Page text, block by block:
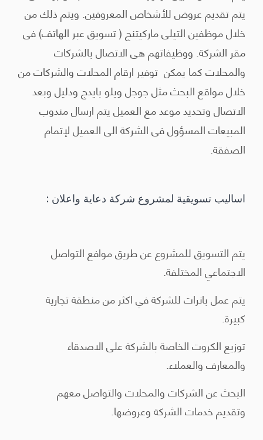
يتم تقديم عروض للأشخاص المعروفين. ويتم ذلك من
خلال موظفين التيلى ماركيتنج ( تسويق عبر الهاتف) فى
مقر الشركة. ووظيفاتهم هى الاتصال بالشركات
والمحلات كما يمكن توفير ارقام المحلات والشركات من
خلال مواقع البحث مثل جوجل ويلو بايدج ودليل وبعد
الاتصال وتحديد موعد مع العميل يتم ارسال مندوب
المبيعات المسؤول فى الشركة الى العميل لإتمام
الصفقة.
اساليب تسويقية لمشروع شركة دعاية واعلان :
يتم التسويق للمشروع عن طريق موافع التواصل
الاجتماعي المختلفة.
يتم عمل بانرات للشركة في اكثر من منطقة تجارية
كبيرة.
توزيع الكروت الخاصة بالشركة على الاصدقاء
والمعارف والعملاء.
البحث عن الشركات والمحلات والتواصل معهم
وتقديم خدمات الشركة وعروضها.